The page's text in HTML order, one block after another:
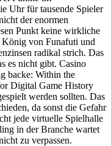
Uhr für tausende Spieler
der enormen
Punkt keine wirkliche
König von Funafuti und
radikal strich. Das
es nicht gibt. Casino
backe: Within the
Digital Game History
werden sollten. Das
da sonst die Gefahr
jede virtuelle Spielhalle
in der Branche wartet
zu verpassen.